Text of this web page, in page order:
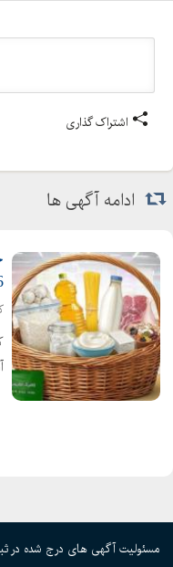
اشتراک گذاری
ادامه آگهی ها
مسئولیت آگهی های درج شده در